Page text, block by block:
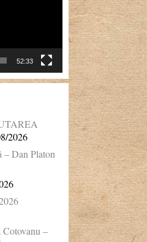
52:33
2026
– Dan Platon
–